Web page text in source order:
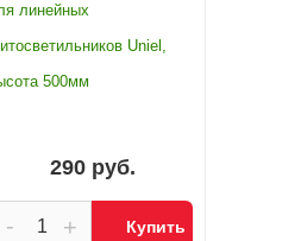
линейных
Uniel,
500мм
290 руб.
+
- Купить